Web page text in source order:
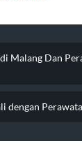
Malang Dan
dengan